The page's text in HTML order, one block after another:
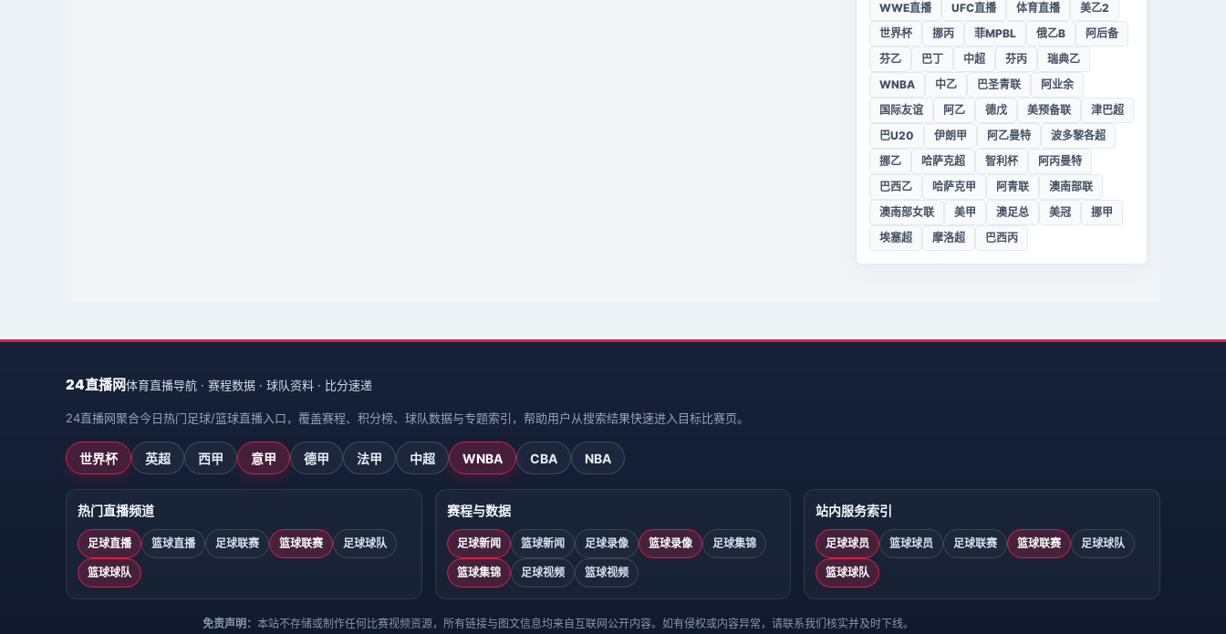
WWE直播
UFC直播 体育直播
美乙2
世界杯
挪丙 菲MPBL 俄乙B
阿后备
芬乙
巴丁 中超 芬丙
瑞典乙
WNBA
中乙 巴圣青联
阿业余
国际友谊
阿乙 德戊 美预备联
津巴超
巴U20
伊朗甲 阿乙曼特
波多黎各超
挪乙
哈萨克超 智利杯
阿丙曼特
巴西乙
哈萨克甲 阿青联
澳南部联
澳南部女联
美甲 澳足总 美冠
挪甲
埃塞超
摩洛超 巴西丙
24直播网体育直播导航 · 赛程数据 · 球队资料 · 比分速递
24直播网聚合今日热门足球/篮球直播入口，覆盖赛程、积分榜、球队数据与专题索引，帮助用户从搜索结果快速进入目标比赛页。
世界杯 英超 西甲 意甲 德甲 法甲 中超 WNBA CBA NBA
热门直播频道
足球直播 篮球直播 足球联赛 篮球联赛 足球球队
篮球球队
赛程与数据
足球新闻 篮球新闻 足球录像 篮球录像 足球集锦
篮球集锦 足球视频 篮球视频
站内服务索引
足球球员 篮球球员 足球联赛 篮球联赛 足球球队
篮球球队
免责声明： 本站不存储或制作任何比赛视频资源，所有链接与图文信息均来自互联网公开内容。如有侵权或内容异常，请联系我们核实并及时下线。